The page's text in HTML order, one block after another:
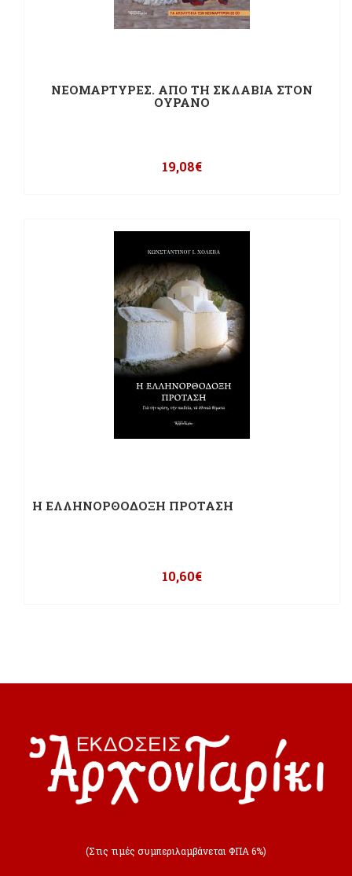
ΝΕΟΜΑΡΤΥΡΕΣ. ΑΠΟ ΤΗ ΣΚΛΑΒΙΑ ΣΤΟΝ
ΟΥΡΑΝΟ
19,08€
Η ΕΛΛΗΝΟΡΘΟΔΟΞΗ ΠΡΟΤΑΣΗ
10,60€
(Στις τιμές συμπεριλαμβάνεται ΦΠΑ 6%)